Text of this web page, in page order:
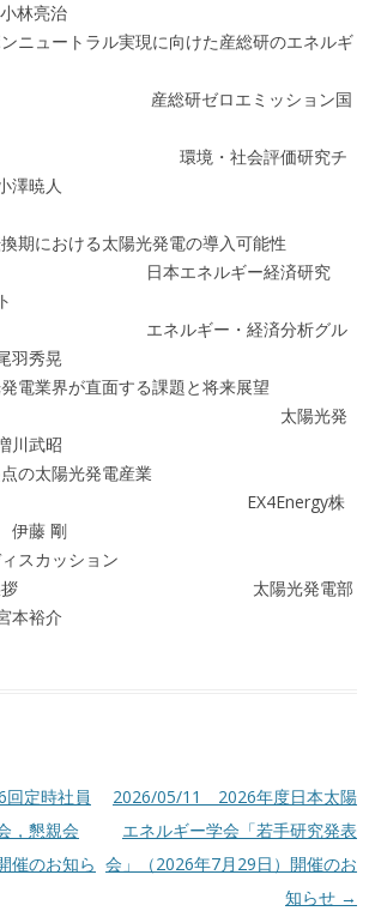
林亮治
ニュートラル実現に向けた産総研のエネルギ
ロエミッション国
会評価研究チ
暁人
期における太陽光発電の導入可能性
ルギー経済研究
ー・経済分析グル
羽秀晃
電業界が直面する課題と将来展望
光発
川武昭
の太陽光発電産業
株
伊藤 剛
スカッション
閉会挨拶 太陽光発電部
本裕介
定時社員
，懇親会
催のお知ら
2026/05/11 2026年度日本太陽
エネルギー学会「若手研究発表
会」（2026年7月29日）開催のお
知らせ →